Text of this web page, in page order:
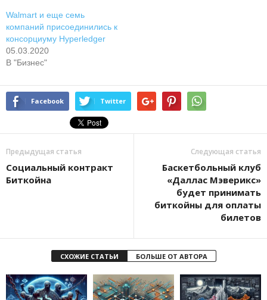
Walmart и еще семь
компаний присоединились к
консорциуму Hyperledger
05.03.2020
В "Бизнес"
Facebook Twitter
Предыдущая статья
Социальный контракт
Биткойна
Следующая статья
Баскетбольный клуб
«Даллас Мэверикс»
будет принимать
биткойны для оплаты
билетов
СХОЖИЕ СТАТЬИ БОЛЬШЕ ОТ АВТОРА